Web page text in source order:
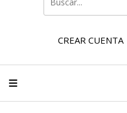
CREAR CUENTA